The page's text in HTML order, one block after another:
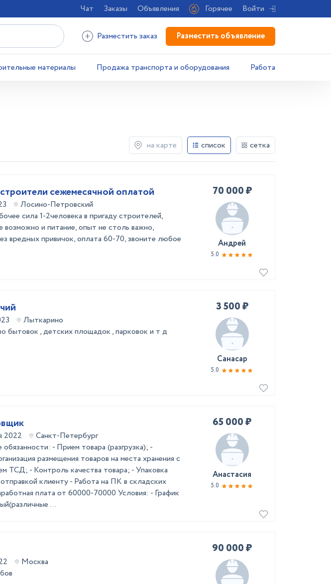
Чат Заказы Объявления Горячее Войти
Разместить заказ Разместить объявление
материалы Продажа транспорта и оборудования Работа
на карте список сетка
Требуется строители сежемесячной оплатой
Лосино-Петровский
сила 1-2человека в пригаду строителей,
возможно и питание, опыт не столь важно,
вредных привичок, оплата 60-70, звоните любое
70 000 ₽
Андрей
5.0
Лыткарино
бытовок , детских площадок , парковок и т д
3 500 ₽
Санасар
5.0
2022
Санкт-Петербург
- Прием товара (разгрузка); -
размещения товаров на места хранения с
ТСД; - Контроль качества товара; - Упаковка
клиенту - Работа на ПК в складских
плата от 60000-70000 Условия: - График
...
65 000 ₽
Анастасия
5.0
Москва
90 000 ₽